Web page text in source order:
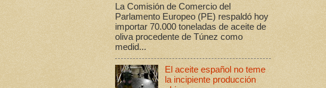
La Comisión de Comercio del
Parlamento Europeo (PE) respaldó hoy
importar 70.000 toneladas de aceite de
oliva procedente de Túnez como
medid...
El aceite español no teme
la incipiente producción